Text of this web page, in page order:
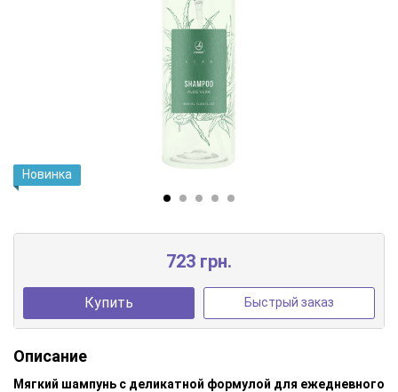
Новинка
723 грн.
Купить Быстрый заказ
Описание
Мягкий шампунь с деликатной формулой для ежедневного